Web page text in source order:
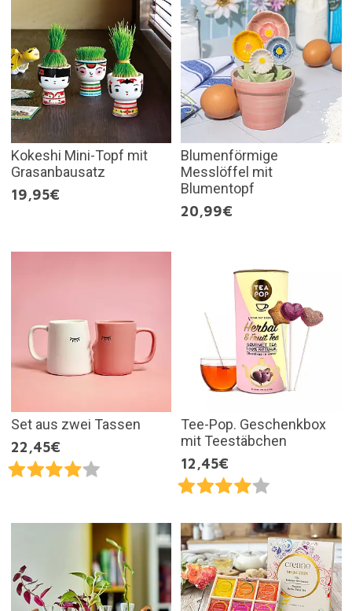
Kokeshi Mini-Topf mit
Grasanbausatz
19,95€
Blumenförmige
Messlöffel mit
Blumentopf
20,99€
Set aus zwei Tassen
22,45€
Tee-Pop. Geschenkbox
mit Teestäbchen
12,45€